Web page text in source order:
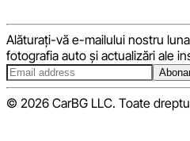
Alăturați-vă e-mailului nostru
fotografia auto și actualizări ale
© 2026 CarBG LLC. Toate